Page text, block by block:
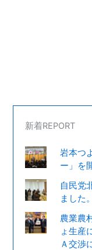
新着REPORT
岩本つ
ー」を
自民党
ました。
農業農
ょ生産
Ａ交渉